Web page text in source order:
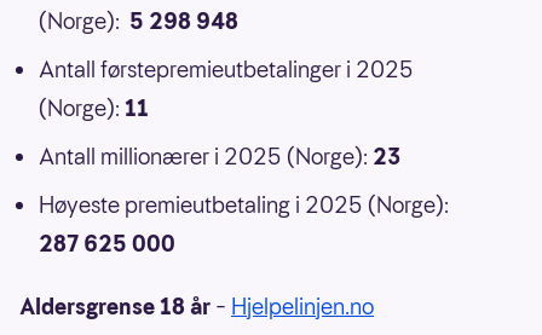
(Norge): 5 298 948
Antall førstepremieutbetalinger i 2025
(Norge): 11
Antall millionærer i 2025 (Norge): 23
Høyeste premieutbetaling i 2025 (Norge):
287 625 000
Aldersgrense 18 år – Hjelpelinjen.no